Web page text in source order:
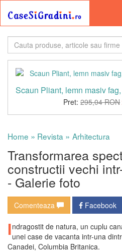
Scaun Pliant, lemn masiv
Pret: 295,04 RON
Home » Revista » Arhitectura
Transformarea
constructii vechi
- Galerie foto
Comenteaza Facebook
Indragostit de natura, un cuplu
unei case de vacanta intr-una
Canadei, Columbia Britanica.